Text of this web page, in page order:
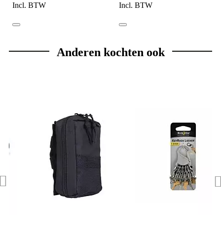
Incl. BTW
Incl. BTW
Anderen kochten ook